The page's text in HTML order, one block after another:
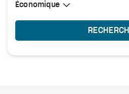
Sélectionner une cabine
Économique
Économique